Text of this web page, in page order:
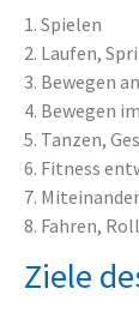
1. Spielen
2. Laufen,
3. Bewegen
4. Bewegen
5. Tanzen,
6. Fitness
7.
8. Fahren,
Ziele